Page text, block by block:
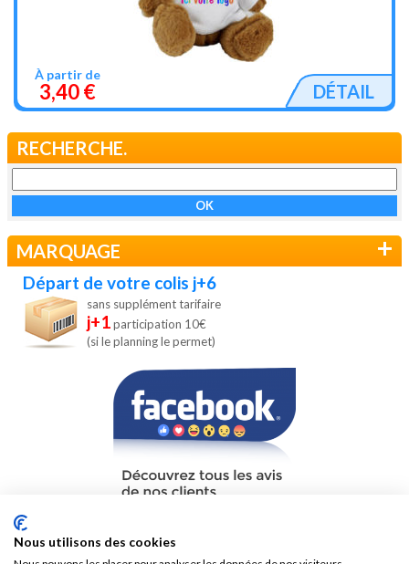
À partir de
3,40 € DÉTAIL
RECHERCHE.
+
MARQUAGE
Départ de votre colis j+6
sans supplément tarifaire
j+1participation 10€
(si le planning le permet)
Nous utilisons des cookies